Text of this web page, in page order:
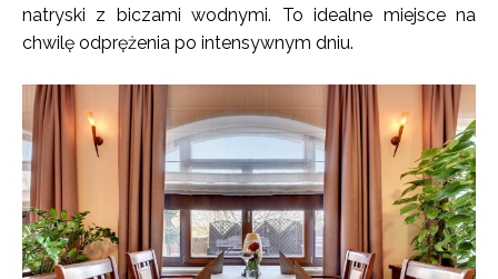
natryski z biczami wodnymi. To idealne miejsce na
chwilę odprężenia po intensywnym dniu.